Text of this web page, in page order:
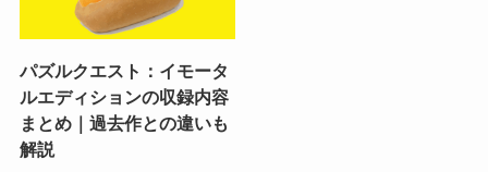
パズルクエスト：イモータ
ルエディションの収録内容
まとめ｜過去作との違いも
解説